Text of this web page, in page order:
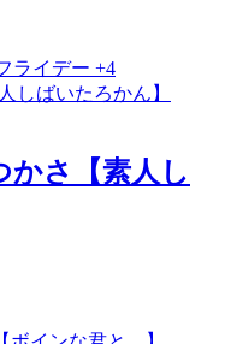
ライデー +4
かさ【素人し